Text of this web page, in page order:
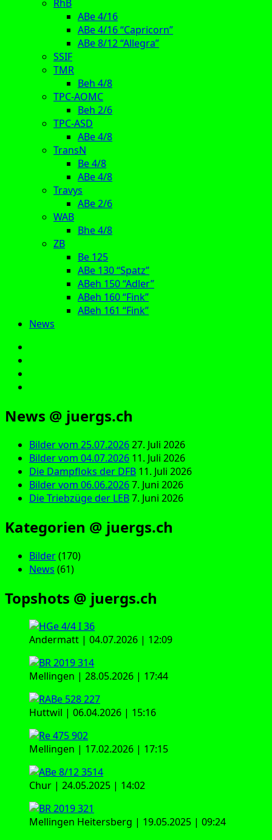
RhB
ABe 4/16
ABe 4/16 “Capricorn”
ABe 8/12 “Allegra”
SSIF
TMR
Beh 4/8
TPC-AOMC
Beh 2/6
TPC-ASD
ABe 4/8
TransN
Be 4/8
ABe 4/8
Travys
ABe 2/6
WAB
Bhe 4/8
ZB
Be 125
ABe 130 “Spatz”
ABeh 150 “Adler”
ABeh 160 “Fink”
ABeh 161 “Fink”
News
News @ juergs.ch
Bilder vom 25.07.202627. Juli 2026
Bilder vom 04.07.2026 11. Juli 2026
Die Dampfloks der DFB 11. Juli 2026
Bilder vom 06.06.20267. Juni 2026
Die Triebzüge der LEB7. Juni 2026
Kategorien @ juergs.ch
Bilder(170)
News (61)
Topshots @ juergs.ch
Andermatt | 04.07.2026 | 12:09
Mellingen | 28.05.2026 | 17:44
Huttwil | 06.04.2026 | 15:16
Mellingen | 17.02.2026 | 17:15
Chur | 24.05.2025 | 14:02
Mellingen Heitersberg | 19.05.2025 | 09:24